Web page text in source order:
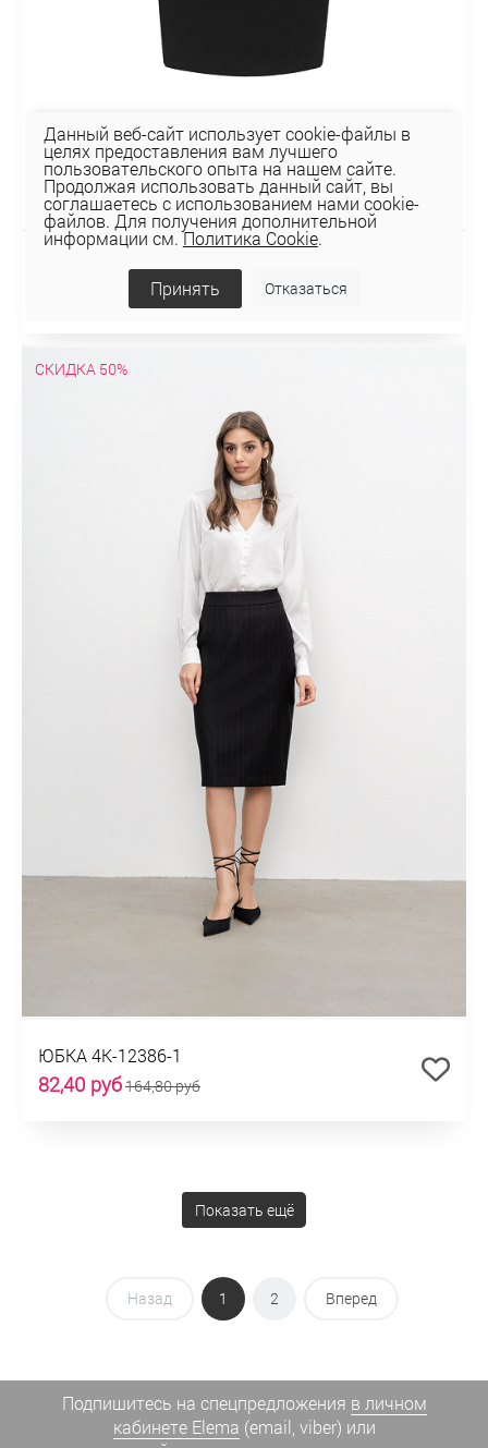
ЮБКА 4К-120
120 руб
СКИДКА 50%
ЮБКА 4К-12386-1
82,40 руб164,80 руб
Показать ещё
Назад 1 2 Вперед
Подпишитесь на спецпредложения в личном
кабинете Elema (email, viber) или
Данный веб-сайт использует cookie-файлы в
целях предоставления вам лучшего
пользовательского опыта на нашем сайте.
Продолжая использовать данный сайт, вы
соглашаетесь с использованием нами cookie-
файлов. Для получения дополнительной
информации см.Политика Cookie.
Принять Отказаться